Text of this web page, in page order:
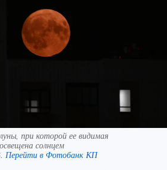
при которой ее видимая
солнцем
Перейти в Фотобанк КП